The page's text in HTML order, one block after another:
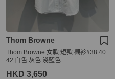
Thom Browne
Thom Browne 女款 短款 襯衫#38 40
42 白色 灰色 淺藍色
HKD 3,650